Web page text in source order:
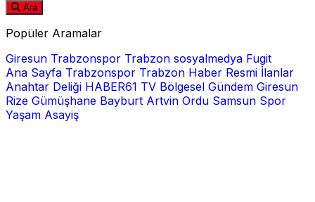
Ara
Popüler Aramalar
Giresun Trabzonspor Trabzon sosyalmedya Fugit
Ana Sayfa Trabzonspor Trabzon Haber Resmi İlanlar
Anahtar Deliği HABER61 TV Bölgesel Gündem Giresun
Rize Gümüşhane Bayburt Artvin Ordu Samsun Spor
Yaşam Asayiş